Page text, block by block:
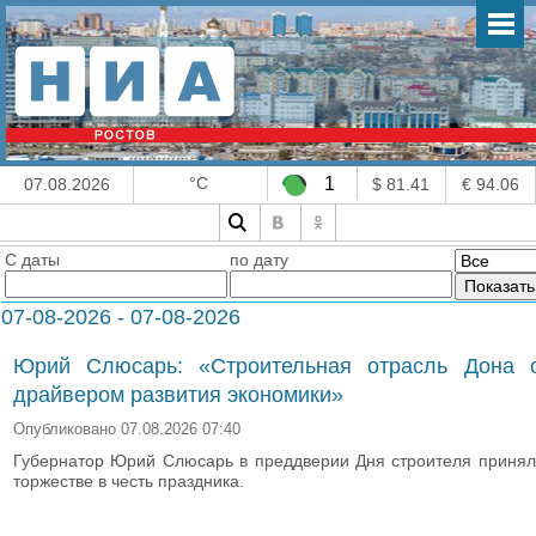
07.08.2026 °C 1 $ 81.41 € 94.06
С даты по дату
07-08-2026 - 07-08-2026
Юрий Слюсарь: «Строительная отрасль Дона
драйвером развития экономики»
Опубликовано 07.08.2026 07:40
Губернатор Юрий Слюсарь в преддверии Дня строителя
торжестве в честь праздника.